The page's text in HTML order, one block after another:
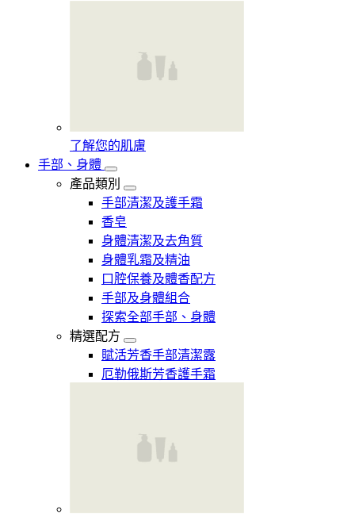
了解您的肌膚
手部、身體
產品類別
手部清潔及護手霜
香皂
身體清潔及去角質
身體乳霜及精油
口腔保養及體香配方
手部及身體組合
探索全部手部、身體
精選配方
賦活芳香手部清潔露
厄勒俄斯芳香護手霜